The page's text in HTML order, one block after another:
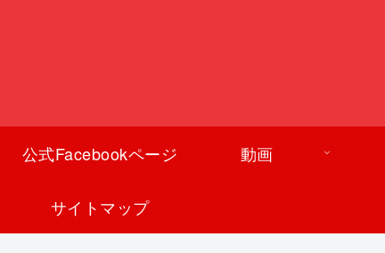
公式Facebookページ 動画
サイトマップ